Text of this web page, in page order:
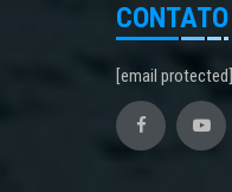
CONTATO
[email protected]